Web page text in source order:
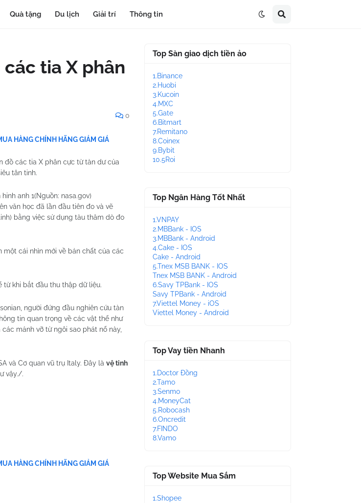
Quà tặng Du lịch Giải trí Thông tin
tia X phân
0
HÀNG CHÍNH HÃNG GIẢM GIÁ
đồ các tia X phân cực từ tàn dư của
tân tinh.
(Nguồn: nasa.gov)
văn học đã lần đầu tiên đo và vẽ
bằng việc sử dụng tàu thăm dò đo
cái nhìn mới về bản chất của các
từ khi bắt đầu thu thập dữ liệu.
người đứng đầu nghiên cứu tàn
tin quan trọng về các vật thể như
mảnh vỡ từ ngôi sao phát nổ này,
và Cơ quan vũ trụ Italy. Đây là vệ tinh
vậy./.
HÀNG CHÍNH HÃNG GIẢM GIÁ
Top Sàn giao dịch tiền ảo
1.Binance
2.Huobi
3.Kucoin
4.MXC
5.Gate
6.Bitmart
7.Remitano
8.Coinex
9.Bybit
10.5Roi
Top Ngân Hàng Tốt Nhất
1.VNPAY
2.MBBank - IOS
3.MBBank - Android
4.Cake - IOS
Cake - Android
5.Tnex MSB BANK - IOS
Tnex MSB BANK - Android
6.Savy TPBank - IOS
Savy TPBank - Android
7.Viettel Money - iOS
Viettel Money - Android
Top Vay tiền Nhanh
1.Doctor Đồng
2.Tamo
3.Senmo
4.MoneyCat
5.Robocash
6.Oncredit
7.FINDO
8.Vamo
Top Website Mua Sắm
1.Shopee